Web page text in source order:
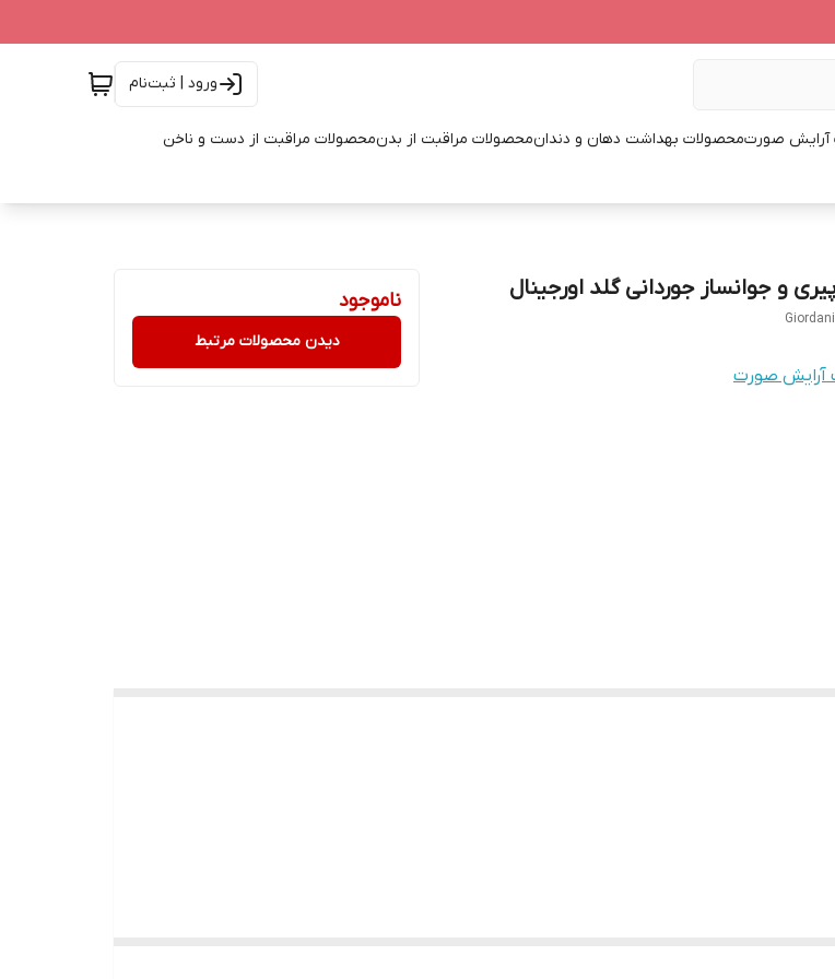
ورود | ثبت‌نام
آرایش صورتمحصولات بهداشت دهان و دندانمحصولات مراقبت از بدنمحصولات مراقبت از دست و ناخن
و جوانساز جوردانی گلد اورجینال
آرایش صورت
ناموجود
دیدن محصولات مرتبط